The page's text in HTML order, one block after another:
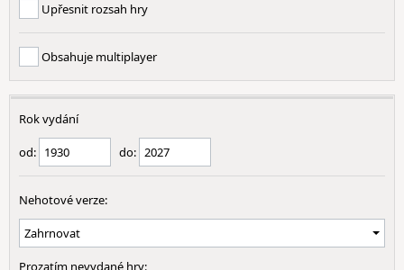
Upřesnit rozsah hry
Obsahuje multiplayer
Rok vydání
od: do:
Nehotové verze:
Prozatím nevydané hry: